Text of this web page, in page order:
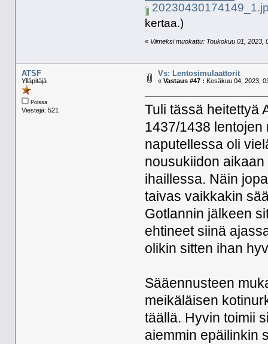
kertaa.)
« Viimeksi muokattu: Toukokuu 01, 2023,
ATSF
Ylläpitäjä
Poissa
Viestejä: 521
Vs: Lentosimulaattorit
« Vastaus #47 : Kesäkuu 04, 2023,
Tuli tässä heitettyä
1437/1438
naputellessa oli
nousukiidon
ihaillessa. Näin
taivas vaikkakin
Gotlannin jälkeen
ehtineet siinä
olikin sitten ihan
Sääennusteen
meikäläisen
täällä. Hyvin toimii
aiemmin epäilinkin